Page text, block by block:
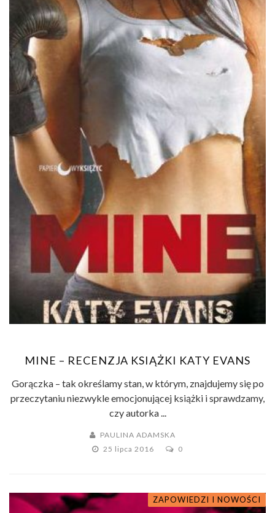
MINE – RECENZJA KSIĄŻKI KATY EVANS
Gorączka – tak określamy stan, w którym, znajdujemy się po
przeczytaniu niezwykle emocjonującej książki i sprawdzamy,
czy autorka ...
PAULINA ADAMSKA
25 lipca 2016
0
ZAPOWIEDZI I NOWOŚCI